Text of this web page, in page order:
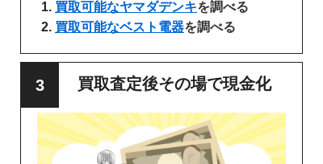
買取可能なヤマダデンキを調べる
買取可能なベスト電器を調べる
買取査定後その場で現金化